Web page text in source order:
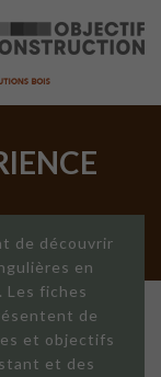
de découvrir
en
Les fiches
de
et objectifs
et des